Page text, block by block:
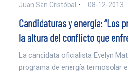
Juan San Cristóbal 08-12-2013
Candidaturas y energía: “Los
la altura del conflicto que
La candidata oficialista Evelyn
programa de energía termosolar